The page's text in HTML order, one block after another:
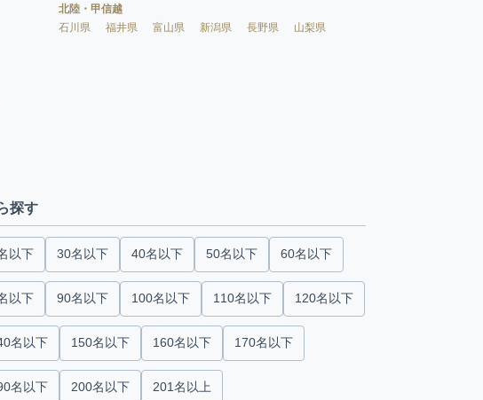
北陸・甲信越
石川県
福井県 富山県 新潟県 長野県 山梨県
探す
以下 30名以下 40名以下 50名以下 60名以下
以下 90名以下 100名以下 110名以下 120名以下
名以下 150名以下 160名以下 170名以下
名以下 200名以下 201名以上